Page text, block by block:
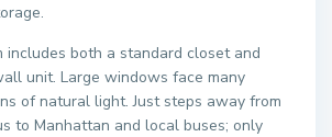
includes both a standard closet and
unit. Large windows face many
of natural light. Just steps away from
to Manhattan and local buses; only